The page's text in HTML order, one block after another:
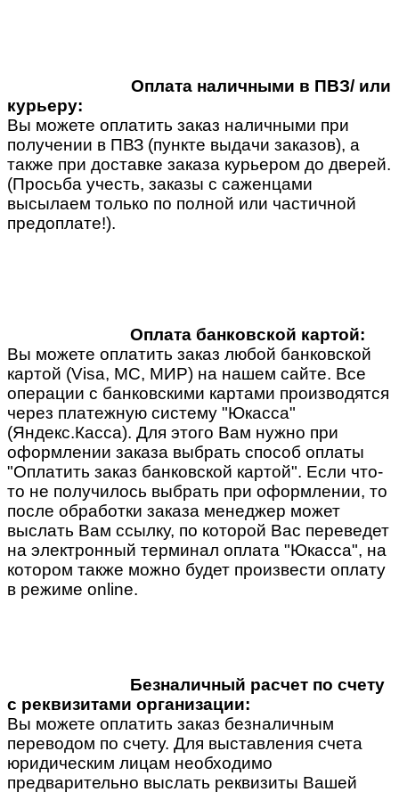
Оплата наличными в ПВЗ/ или
курьеру:
Вы можете оплатить заказ наличными при
получении в ПВЗ (пункте выдачи заказов), а
также при доставке заказа курьером до дверей.
(Просьба учесть, заказы с саженцами
высылаем только по полной или частичной
предоплате!).
Оплата банковской картой:
Вы можете оплатить заказ любой банковской
картой (Visa, MC, МИР) на нашем сайте. Все
операции с банковскими картами производятся
через платежную систему "Юкасса"
(Яндекс.Касса). Для этого Вам нужно при
оформлении заказа выбрать способ оплаты
"Оплатить заказ банковской картой". Если что-
то не получилось выбрать при оформлении, то
после обработки заказа менеджер может
выслать Вам ссылку, по которой Вас переведет
на электронный терминал оплата "Юкасса", на
котором также можно будет произвести оплату
в режиме online.
Безналичный расчет по счету
с реквизитами организации:
Вы можете оплатить заказ безналичным
переводом по счету. Для выставления счета
юридическим лицам необходимо
предварительно выслать реквизиты Вашей